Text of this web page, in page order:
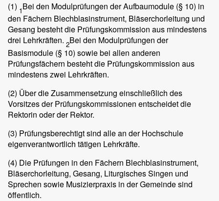
(1) 1Bei den Modulprüfungen der Aufbaumodule (§ 10) in
den Fächern Blechblasinstrument, Bläserchorleitung und
Gesang besteht die Prüfungskommission aus mindestens
drei Lehrkräften. 2Bei den Modulprüfungen der
Basismodule (§ 10) sowie bei allen anderen
Prüfungsfächern besteht die Prüfungskommission aus
mindestens zwei Lehrkräften.
(2) Über die Zusammensetzung einschließlich des
Vorsitzes der Prüfungskommissionen entscheidet die
Rektorin oder der Rektor.
(3) Prüfungsberechtigt sind alle an der Hochschule
eigenverantwortlich tätigen Lehrkräfte.
(4) Die Prüfungen in den Fächern Blechblasinstrument,
Bläserchorleitung, Gesang, Liturgisches Singen und
Sprechen sowie Musizierpraxis in der Gemeinde sind
öffentlich.